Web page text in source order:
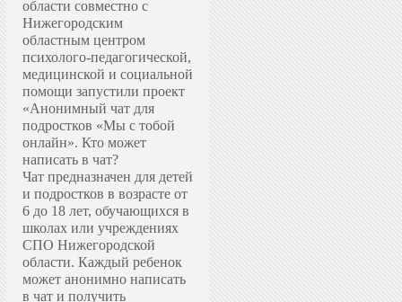
области совместно с
Нижегородским
областным центром
психолого-педагогической,
медицинской и социальной
помощи запустили проект
«Анонимный чат для
подростков «Мы с тобой
онлайн». Кто может
написать в чат?
Чат предназначен для детей
и подростков в возрасте от
6 до 18 лет, обучающихся в
школах или учреждениях
СПО Нижегородской
области. Каждый ребенок
может анонимно написать
в чат и получить